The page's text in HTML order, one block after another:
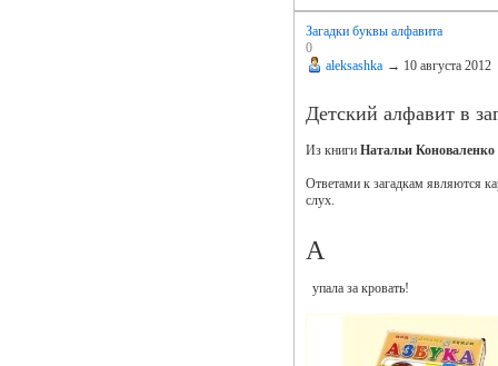
Загадки буквы алфавита
0
aleksashka → 10 августа 2012
Детский алфавит в
Из книги Натальи
Ответами к загадкам являются
слух.
А
упала за кровать!